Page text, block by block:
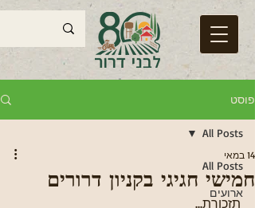
פוסט
All Posts
ארועים
All Posts
חמישי חגיגי בקניון דרורים
14 במאי
תזכורת...